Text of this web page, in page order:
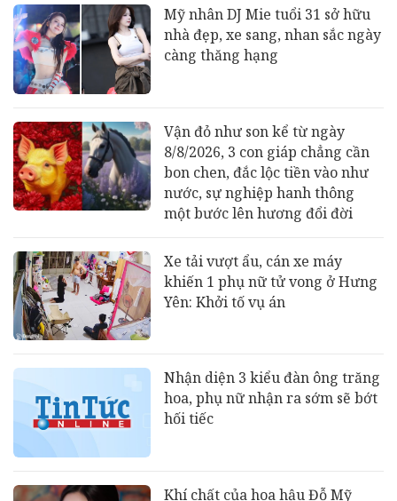
Mỹ nhân DJ Mie tuổi 31 sở hữu
nhà đẹp, xe sang, nhan sắc ngày
càng thăng hạng
Vận đỏ như son kể từ ngày
8/8/2026, 3 con giáp chẳng cần
bon chen, đắc lộc tiền vào như
nước, sự nghiệp hanh thông
một bước lên hương đổi đời
Xe tải vượt ẩu, cán xe máy
khiến 1 phụ nữ tử vong ở Hưng
Yên: Khởi tố vụ án
Nhận diện 3 kiểu đàn ông trăng
hoa, phụ nữ nhận ra sớm sẽ bớt
hối tiếc
Khí chất của hoa hậu Đỗ Mỹ